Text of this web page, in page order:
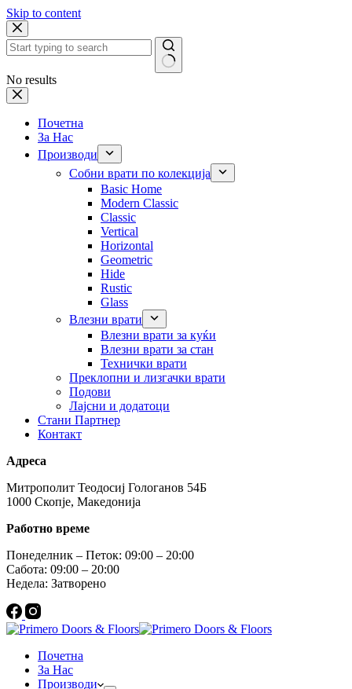
Skip to content
No results
Почетна
За Нас
Производи
Собни врати по колекција
Basic Home
Modern Classic
Classic
Vertical
Horizontal
Geometric
Hide
Rustic
Glass
Влезни врати
Влезни врати за куќи
Влезни врати за стан
Технички врати
Преклопни и лизгачки врати
Подови
Лајсни и додатоци
Стани Партнер
Контакт
Адреса
Митрополит Теодосиј Гологанов 54Б
1000 Скопје, Македонија
Работно време
Понеделник – Петок: 09:00 – 20:00
Сабота: 09:00 – 20:00
Недела: Затворено
Почетна
За Нас
Производи